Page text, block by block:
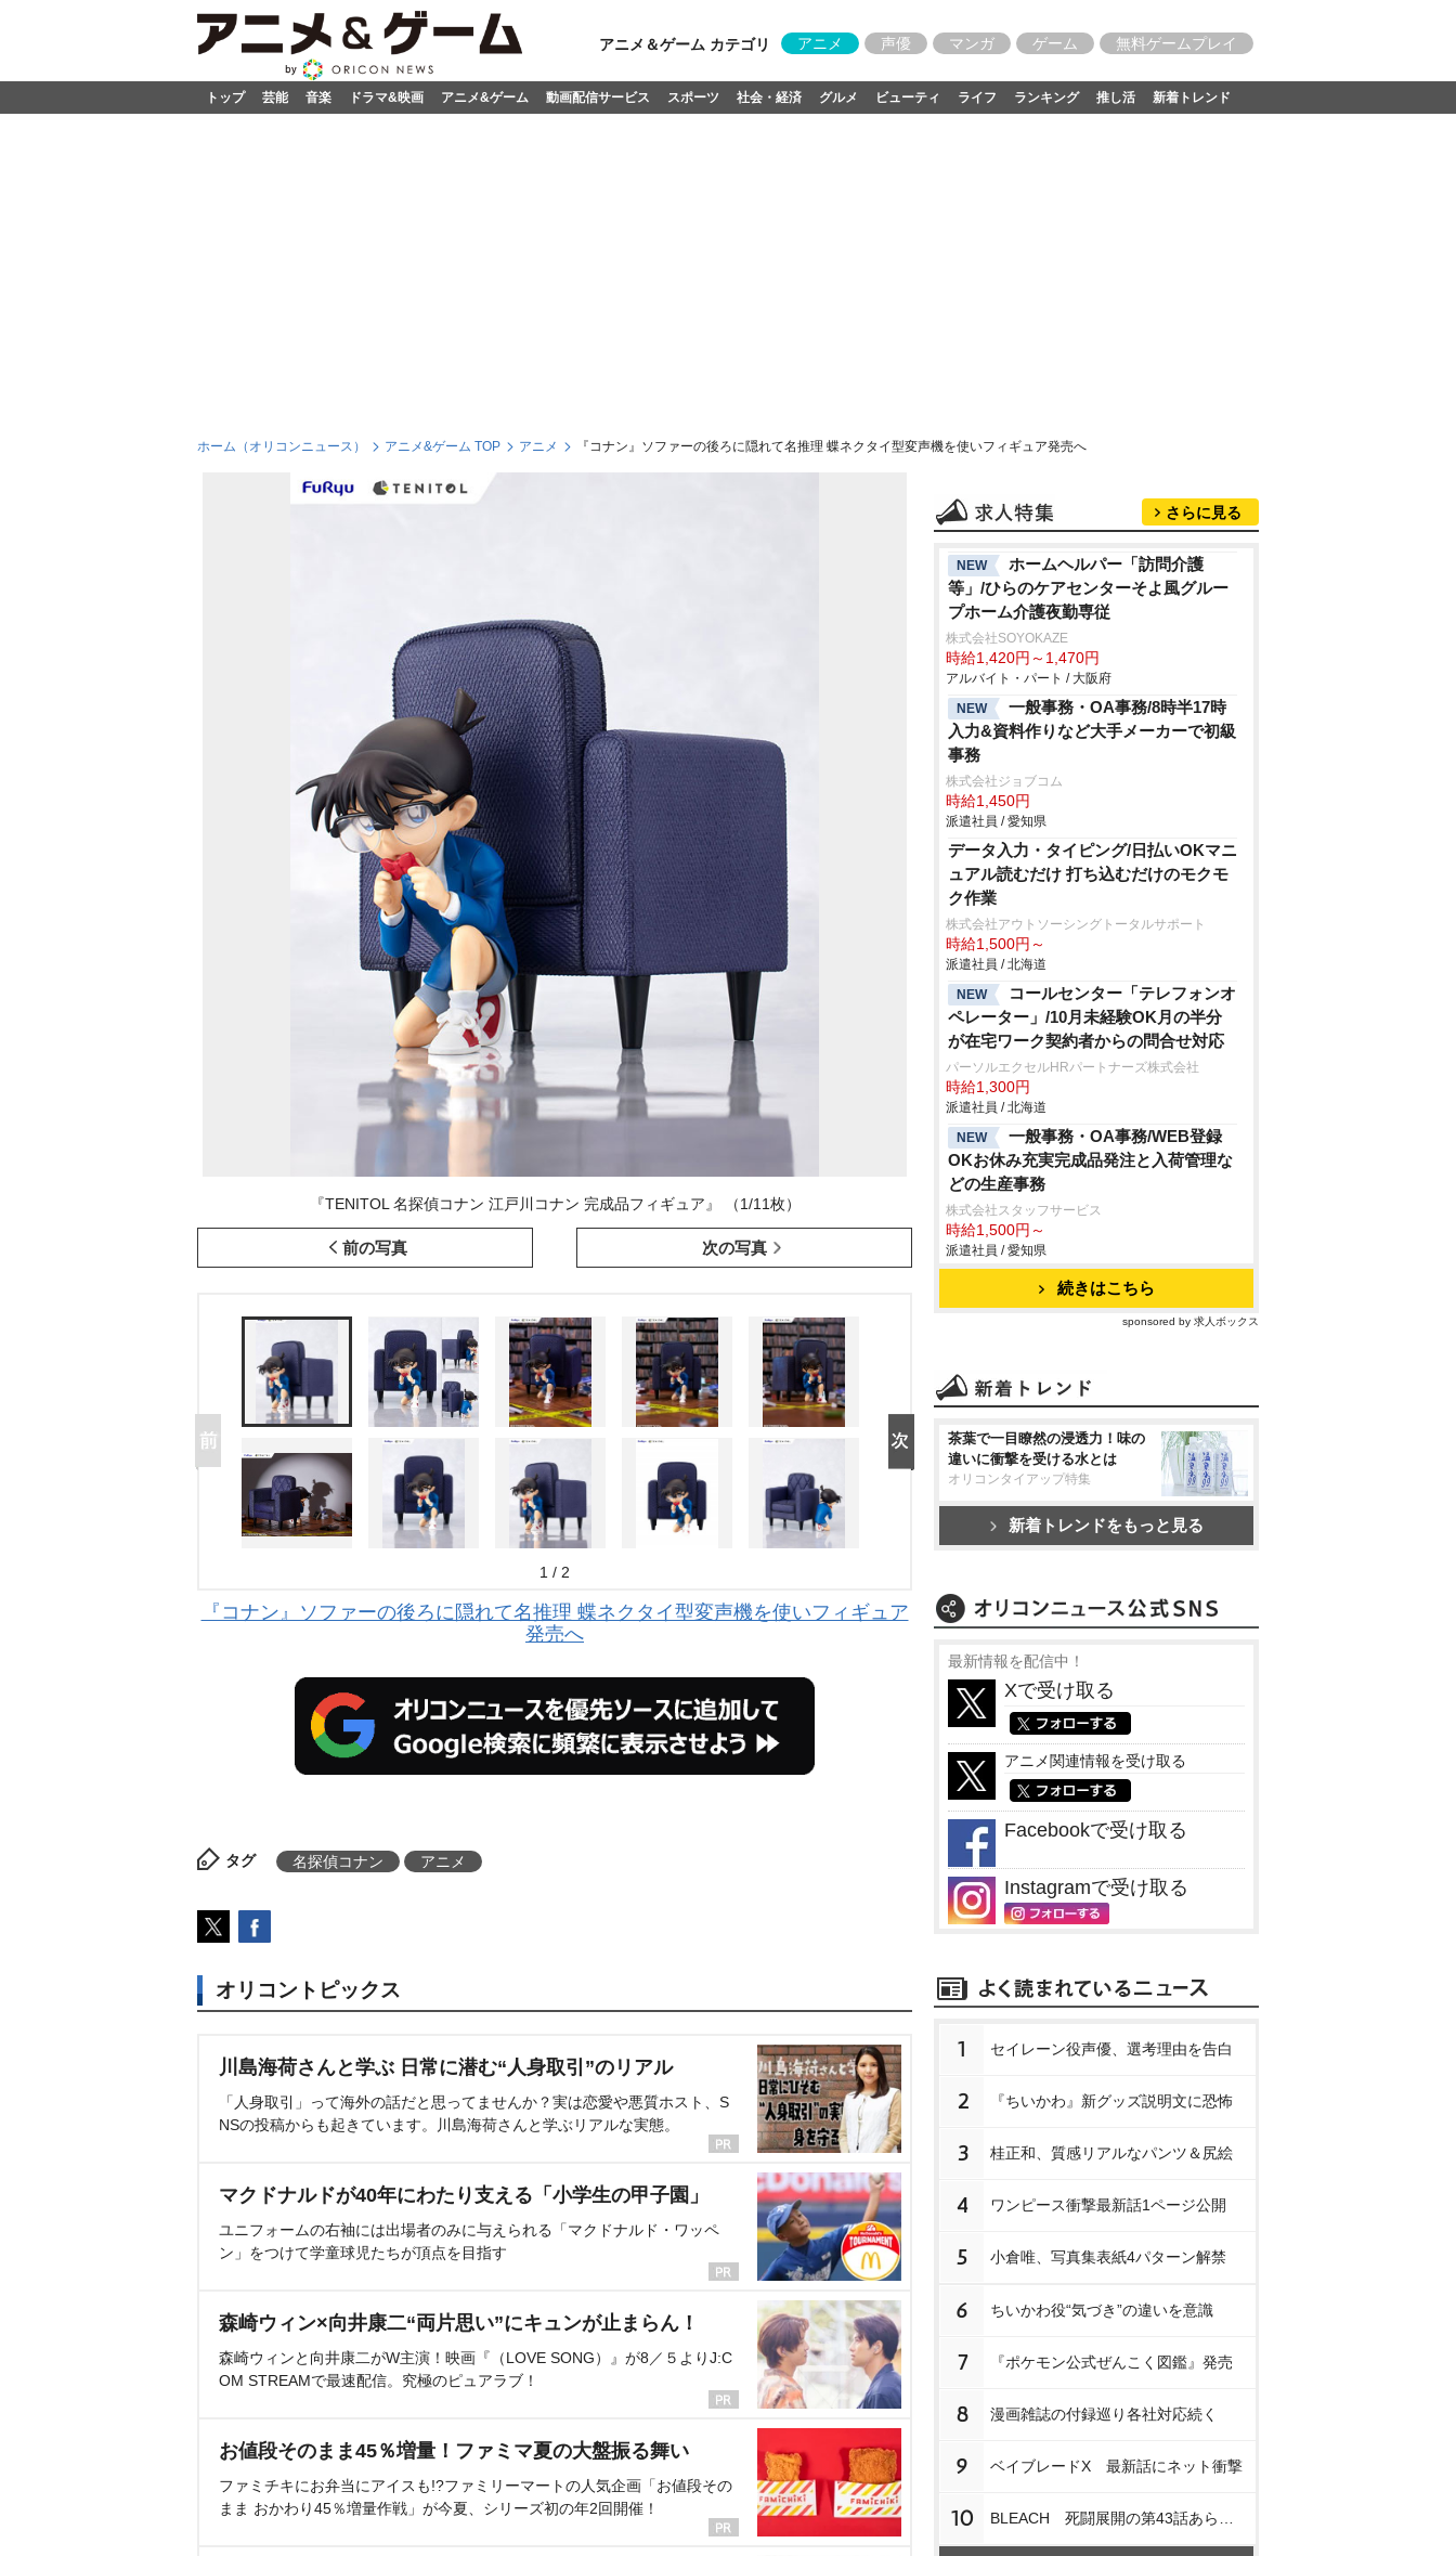
アニメ＆ゲーム カテゴリ アニメ 声優 マンガ ゲーム 無料ゲームプレイ
トップ 芸能 音楽 ドラマ&映画 アニメ&ゲーム 動画配信サービス スポーツ 社会・経済 グルメ ビューティ ライフ ランキング 推し活 新着トレンド
ホーム（オリコンニュース） アニメ&ゲーム TOP アニメ 『コナン』ソファーの後ろに隠れて名推理 蝶ネクタイ型変声機を使いフィギュア発売へ
『TENITOL 名探偵コナン 江戸川コナン 完成品フィギュア』 （1/11枚）
前の写真 次の写真
1 / 2
『コナン』ソファーの後ろに隠れて名推理 蝶ネクタイ型変声機を使いフィギュア
発売へ
タグ 名探偵コナン アニメ
オリコントピックス
川島海荷さんと学ぶ 日常に潜む“人身取引”のリアル
「人身取引」って海外の話だと思ってませんか？実は恋愛や悪質ホスト、S
NSの投稿からも起きています。川島海荷さんと学ぶリアルな実態。
マクドナルドが40年にわたり支える「小学生の甲子園」
ユニフォームの右袖には出場者のみに与えられる「マクドナルド・ワッペ
ン」をつけて学童球児たちが頂点を目指す
森崎ウィン×向井康二“両片思い”にキュンが止まらん！
森崎ウィンと向井康二がW主演！映画『（LOVE SONG）』が8／５よりJ:C
OM STREAMで最速配信。究極のピュアラブ！
お値段そのまま45％増量！ファミマ夏の大盤振る舞い
ファミチキにお弁当にアイスも!?ファミリーマートの人気企画「お値段その
まま おかわり45％増量作戦」が今夏、シリーズ初の年2回開催！
さらに見る
NEW
ホームヘルパー「訪問介護
等」/ひらのケアセンターそよ風グルー
プホーム介護夜勤専従
株式会社SOYOKAZE
時給1,420円～1,470円
アルバイト・パート / 大阪府
NEW
一般事務・OA事務/8時半17時
入力&資料作りなど大手メーカーで初級
事務
株式会社ジョブコム
時給1,450円
派遣社員 / 愛知県
データ入力・タイピング/日払いOKマニ
ュアル読むだけ 打ち込むだけのモクモ
ク作業
株式会社アウトソーシングトータルサポート
時給1,500円～
派遣社員 / 北海道
NEW
コールセンター「テレフォンオ
ペレーター」/10月未経験OK月の半分
が在宅ワーク契約者からの問合せ対応
パーソルエクセルHRパートナーズ株式会社
時給1,300円
派遣社員 / 北海道
NEW
一般事務・OA事務/WEB登録
OKお休み充実完成品発注と入荷管理な
どの生産事務
株式会社スタッフサービス
時給1,500円～
派遣社員 / 愛知県
続きはこちら
sponsored by 求人ボックス
茶葉で一目瞭然の浸透力！味の
違いに衝撃を受ける水とは
オリコンタイアップ特集
新着トレンドをもっと見る
最新情報を配信中！
Xで受け取る
アニメ関連情報を受け取る
Facebookで受け取る
Instagramで受け取る
1 セイレーン役声優、選考理由を告白
2 『ちいかわ』新グッズ説明文に恐怖
3 桂正和、質感リアルなパンツ＆尻絵
4 ワンピース衝撃最新話1ページ公開
5 小倉唯、写真集表紙4パターン解禁
6 ちいかわ役“気づき”の違いを意識
7 『ポケモン公式ぜんこく図鑑』発売
8 漫画雑誌の付録巡り各社対応続く
9 ベイブレードX 最新話にネット衝撃
10